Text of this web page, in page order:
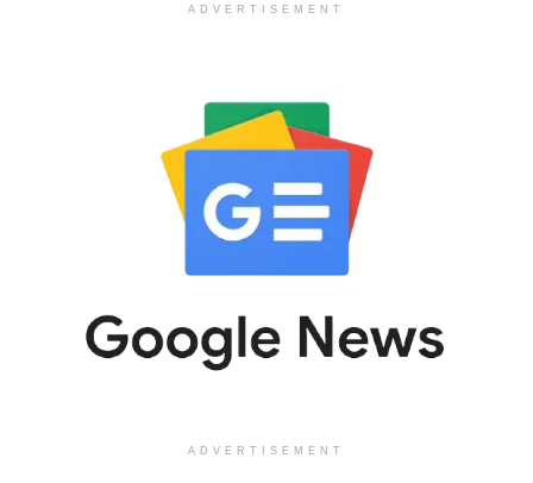
ADVERTISEMENT
ADVERTISEMENT